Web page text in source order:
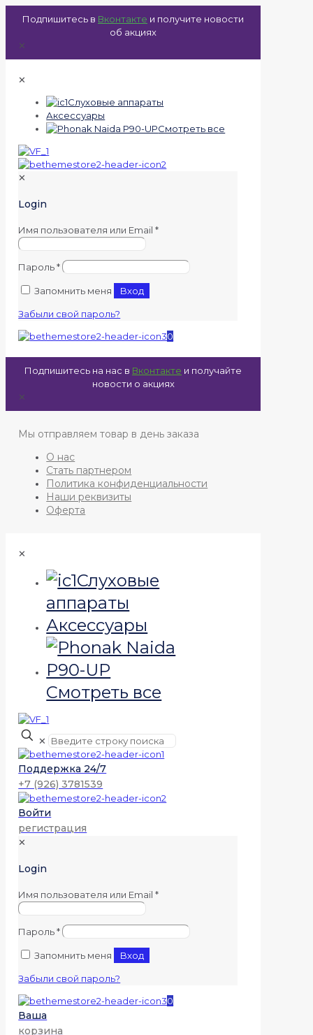
Подпишитесь в Вконтакте и получите новости
об акциях
✕
✕
Слуховые аппараты
Аксессуары
Смотреть все
✕
Login
Имя пользователя или Email*
Пароль*
Запомнить меня Вход
Забыли свой пароль?
0
Подпишитесь на нас в Вконтакте и получайте
новости о акциях
✕
Мы отправляем товар в день заказа
О нас
Стать партнером
Политика конфиденциальности
Наши реквизиты
Оферта
✕
Слуховые
аппараты
Аксессуары
Смотреть все
✕
Поддержка 24/7
+7 (926) 3781539
Войти
регистрация
✕
Login
Имя пользователя или Email*
Пароль*
Запомнить меня Вход
Забыли свой пароль?
0
Ваша
корзина